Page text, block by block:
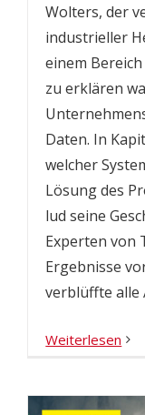
Wolters, der
industrieller
einem
zu erklären
Daten. In
welcher
Lösung des
lud seine
Experten von
Ergebnisse
verblüffte alle
Weiterlesen